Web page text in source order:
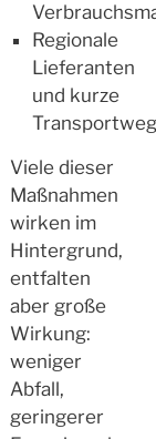
Regionale
Lieferanten
und kurze
Viele dieser
Maßnahmen
wirken im
Hintergrund,
entfalten
aber große
Wirkung:
weniger
Abfall,
geringerer